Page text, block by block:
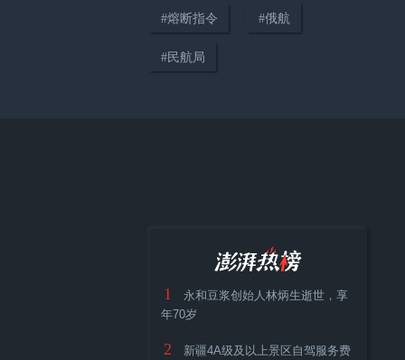
慢阻肺“肺友”——戒烟是首要治
#熔断指令 #俄航
#民航局
1
永和豆浆创始人林炳生逝世，享
年70岁
2
新疆4A级及以上景区自驾服务费